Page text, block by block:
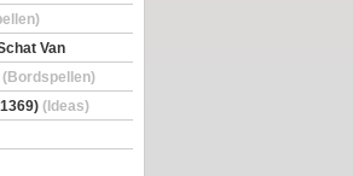
Van
(Bordspellen)
(Ideas)